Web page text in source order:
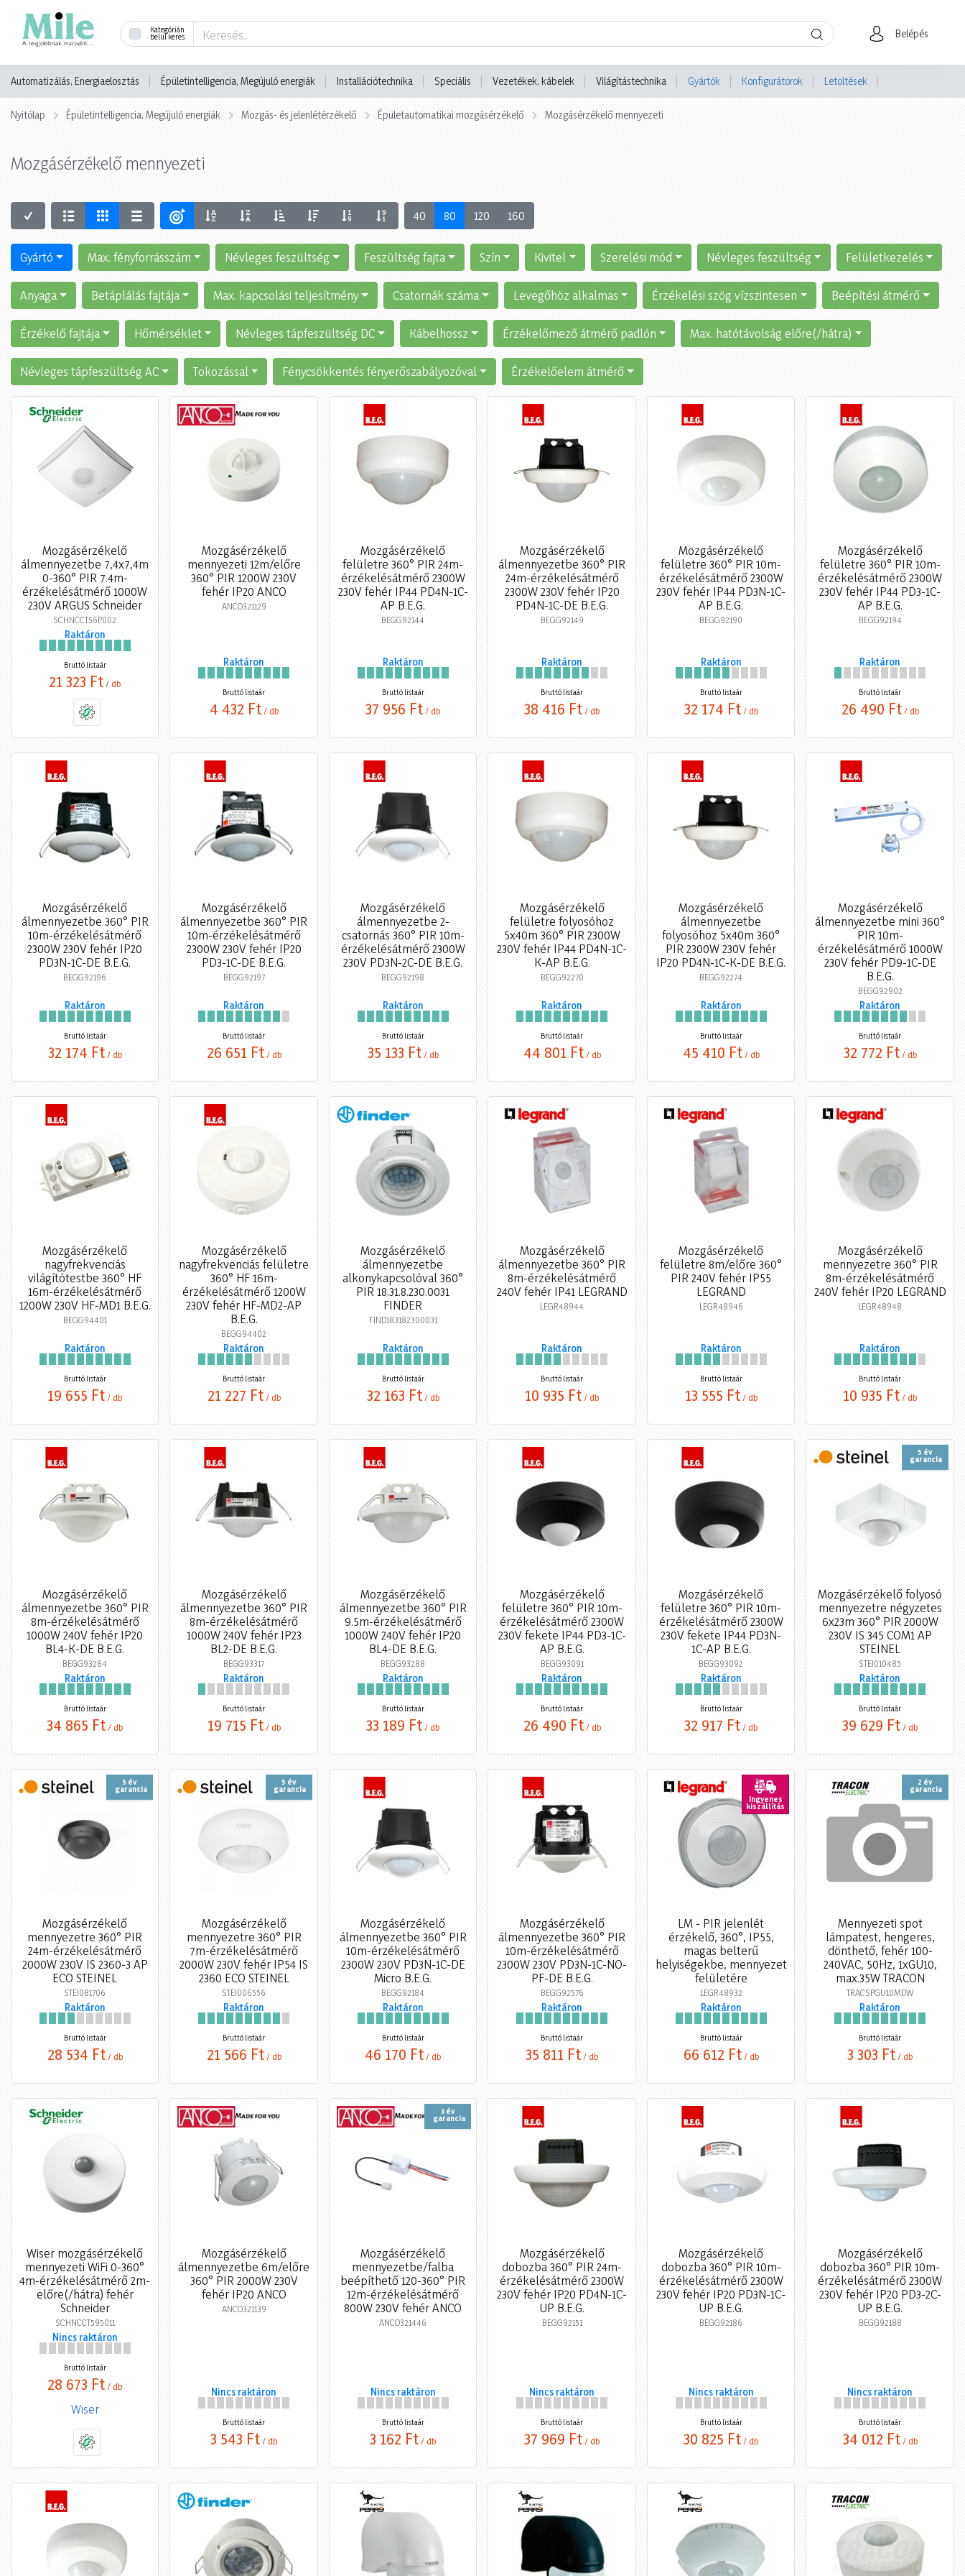
Kategórián
belül keres Belépés
Automatizálás, Energiaelosztás Épületintelligencia, Megújuló energiák Installációtechnika Speciális Vezetékek, kábelek Világítástechnika Gyártók Konfigurátorok Letöltések
Nyitólap Épületintelligencia, Megújuló energiák Mozgás- és jelenlétérzékelő Épületautomatikai mozgásérzékelő Mozgásérzékelő mennyezeti
Mozgásérzékelő mennyezeti
40 80 120 160
Gyártó Max. fényforrásszám Névleges feszültség Feszültség fajta Szín Kivitel Szerelési mód Névleges feszültség Felületkezelés
Anyaga Betáplálás fajtája Max. kapcsolási teljesítmény Csatornák száma Levegőhöz alkalmas Érzékelési szög vízszintesen Beépítési átmérő
Érzékelő fajtája Hőmérséklet Névleges tápfeszültség DC Kábelhossz Érzékelőmező átmérő padlón Max. hatótávolság előre(/hátra)
Névleges tápfeszültség AC Tokozással Fénycsökkentés fényerőszabályozóval Érzékelőelem átmérő
Mozgásérzékelő
álmennyezetbe 7,4x7,4m
0-360° PIR 7.4m-
érzékelésátmérő 1000W
230V ARGUS Schneider
SCHNCCT56P002
Raktáron
Bruttó listaár
21 323 Ft / db
Mozgásérzékelő
mennyezeti 12m/előre
360° PIR 1200W 230V
fehér IP20 ANCO
ANCO321129
Raktáron
Bruttó listaár
4 432 Ft / db
Mozgásérzékelő
felületre 360° PIR 24m-
érzékelésátmérő 2300W
230V fehér IP44 PD4N-1C-
AP B.E.G.
BEGG92144
Raktáron
Bruttó listaár
37 956 Ft / db
Mozgásérzékelő
álmennyezetbe 360° PIR
24m-érzékelésátmérő
2300W 230V fehér IP20
PD4N-1C-DE B.E.G.
BEGG92149
Raktáron
Bruttó listaár
38 416 Ft / db
Mozgásérzékelő
felületre 360° PIR 10m-
érzékelésátmérő 2300W
230V fehér IP44 PD3N-1C-
AP B.E.G.
BEGG92190
Raktáron
Bruttó listaár
32 174 Ft / db
Mozgásérzékelő
felületre 360° PIR 10m-
érzékelésátmérő 2300W
230V fehér IP44 PD3-1C-
AP B.E.G.
BEGG92194
Raktáron
Bruttó listaár
26 490 Ft / db
Mozgásérzékelő
álmennyezetbe 360° PIR
10m-érzékelésátmérő
2300W 230V fehér IP20
PD3N-1C-DE B.E.G.
BEGG92196
Raktáron
Bruttó listaár
32 174 Ft / db
Mozgásérzékelő
álmennyezetbe 360° PIR
10m-érzékelésátmérő
2300W 230V fehér IP20
PD3-1C-DE B.E.G.
BEGG92197
Raktáron
Bruttó listaár
26 651 Ft / db
Mozgásérzékelő
álmennyezetbe 2-
csatornás 360° PIR 10m-
érzékelésátmérő 2300W
230V PD3N-2C-DE B.E.G.
BEGG92198
Raktáron
Bruttó listaár
35 133 Ft / db
Mozgásérzékelő
felületre folyosóhoz
5x40m 360° PIR 2300W
230V fehér IP44 PD4N-1C-
K-AP B.E.G.
BEGG92270
Raktáron
Bruttó listaár
44 801 Ft / db
Mozgásérzékelő
álmennyezetbe
folyosóhoz 5x40m 360°
PIR 2300W 230V fehér
IP20 PD4N-1C-K-DE B.E.G.
BEGG92274
Raktáron
Bruttó listaár
45 410 Ft / db
Mozgásérzékelő
álmennyezetbe mini 360°
PIR 10m-
érzékelésátmérő 1000W
230V fehér PD9-1C-DE
B.E.G.
BEGG92902
Raktáron
Bruttó listaár
32 772 Ft / db
Mozgásérzékelő
nagyfrekvenciás
világítótestbe 360° HF
16m-érzékelésátmérő
1200W 230V HF-MD1 B.E.G.
BEGG94401
Raktáron
Bruttó listaár
19 655 Ft / db
Mozgásérzékelő
nagyfrekvenciás felületre
360° HF 16m-
érzékelésátmérő 1200W
230V fehér HF-MD2-AP
B.E.G.
BEGG94402
Raktáron
Bruttó listaár
21 227 Ft / db
Mozgásérzékelő
álmennyezetbe
alkonykapcsolóval 360°
PIR 18.31.8.230.0031
FINDER
FIND183182300031
Raktáron
Bruttó listaár
32 163 Ft / db
Mozgásérzékelő
álmennyezetbe 360° PIR
8m-érzékelésátmérő
240V fehér IP41 LEGRAND
LEGR48944
Raktáron
Bruttó listaár
10 935 Ft / db
Mozgásérzékelő
felületre 8m/előre 360°
PIR 240V fehér IP55
LEGRAND
LEGR48946
Raktáron
Bruttó listaár
13 555 Ft / db
Mozgásérzékelő
mennyezetre 360° PIR
8m-érzékelésátmérő
240V fehér IP20 LEGRAND
LEGR48948
Raktáron
Bruttó listaár
10 935 Ft / db
Mozgásérzékelő
álmennyezetbe 360° PIR
8m-érzékelésátmérő
1000W 240V fehér IP20
BL4-K-DE B.E.G.
BEGG93284
Raktáron
Bruttó listaár
34 865 Ft / db
Mozgásérzékelő
álmennyezetbe 360° PIR
8m-érzékelésátmérő
1000W 240V fehér IP23
BL2-DE B.E.G.
BEGG93317
Raktáron
Bruttó listaár
19 715 Ft / db
Mozgásérzékelő
álmennyezetbe 360° PIR
9.5m-érzékelésátmérő
1000W 240V fehér IP20
BL4-DE B.E.G.
BEGG93288
Raktáron
Bruttó listaár
33 189 Ft / db
Mozgásérzékelő
felületre 360° PIR 10m-
érzékelésátmérő 2300W
230V fekete IP44 PD3-1C-
AP B.E.G.
BEGG93091
Raktáron
Bruttó listaár
26 490 Ft / db
Mozgásérzékelő
felületre 360° PIR 10m-
érzékelésátmérő 2300W
230V fekete IP44 PD3N-
1C-AP B.E.G.
BEGG93092
Raktáron
Bruttó listaár
32 917 Ft / db
5 év
garancia
Mozgásérzékelő folyosó
mennyezetre négyzetes
6x23m 360° PIR 2000W
230V IS 345 COM1 AP
STEINEL
STEI010485
Raktáron
Bruttó listaár
39 629 Ft / db
5 év
garancia
Mozgásérzékelő
mennyezetre 360° PIR
24m-érzékelésátmérő
2000W 230V IS 2360-3 AP
ECO STEINEL
STEI081706
Raktáron
Bruttó listaár
28 534 Ft / db
5 év
garancia
Mozgásérzékelő
mennyezetre 360° PIR
7m-érzékelésátmérő
2000W 230V fehér IP54 IS
2360 ECO STEINEL
STEI006556
Raktáron
Bruttó listaár
21 566 Ft / db
Mozgásérzékelő
álmennyezetbe 360° PIR
10m-érzékelésátmérő
2300W 230V PD3N-1C-DE
Micro B.E.G.
BEGG92184
Raktáron
Bruttó listaár
46 170 Ft / db
Mozgásérzékelő
álmennyezetbe 360° PIR
10m-érzékelésátmérő
2300W 230V PD3N-1C-NO-
PF-DE B.E.G.
BEGG92576
Raktáron
Bruttó listaár
35 811 Ft / db
Ingyenes
kiszállítás
LM - PIR jelenlét
érzékelő, 360°, IP55,
magas belterű
helyiségekbe, mennyezet
felületére
LEGR48932
Raktáron
Bruttó listaár
66 612 Ft / db
2 év
garancia
Mennyezeti spot
lámpatest, hengeres,
dönthető, fehér 100-
240VAC, 50Hz, 1xGU10,
max.35W TRACON
TRACSPGU10MDW
Raktáron
Bruttó listaár
3 303 Ft / db
Wiser mozgásérzékelő
mennyezeti WiFi 0-360°
4m-érzékelésátmérő 2m-
előre(/hátra) fehér
Schneider
SCHNCCT595011
Nincs raktáron
Bruttó listaár
28 673 Ft / db
Wiser
Mozgásérzékelő
álmennyezetbe 6m/előre
360° PIR 2000W 230V
fehér IP20 ANCO
ANCO321139
Nincs raktáron
Bruttó listaár
3 543 Ft / db
3 év
garancia
Mozgásérzékelő
mennyezetbe/falba
beépíthető 120-360° PIR
12m-érzékelésátmérő
800W 230V fehér ANCO
ANCO321446
Nincs raktáron
Bruttó listaár
3 162 Ft / db
Mozgásérzékelő
dobozba 360° PIR 24m-
érzékelésátmérő 2300W
230V fehér IP20 PD4N-1C-
UP B.E.G.
BEGG92151
Nincs raktáron
Bruttó listaár
37 969 Ft / db
Mozgásérzékelő
dobozba 360° PIR 10m-
érzékelésátmérő 2300W
230V fehér IP20 PD3N-1C-
UP B.E.G.
BEGG92186
Nincs raktáron
Bruttó listaár
30 825 Ft / db
Mozgásérzékelő
dobozba 360° PIR 10m-
érzékelésátmérő 2300W
230V fehér IP20 PD3-2C-
UP B.E.G.
BEGG92188
Nincs raktáron
Bruttó listaár
34 012 Ft / db